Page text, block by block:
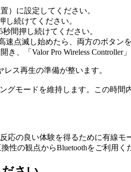
）に設定してください。
し続けてください。
間押し続けてください。
速点滅し始めたら、両方のボタン
き、「Valor Pro Wireless
ス再生の準備が整います。
モードを維持します。この時間
応の良い体験を得るために有線
性の観点からBluetoothをご利用く